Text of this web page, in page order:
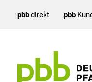
pbb direkt pbb